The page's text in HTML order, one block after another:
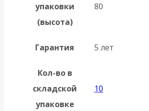
упаковки
(высота)
80
Гарантия 5 лет
Кол-во в
складской
упаковке
10